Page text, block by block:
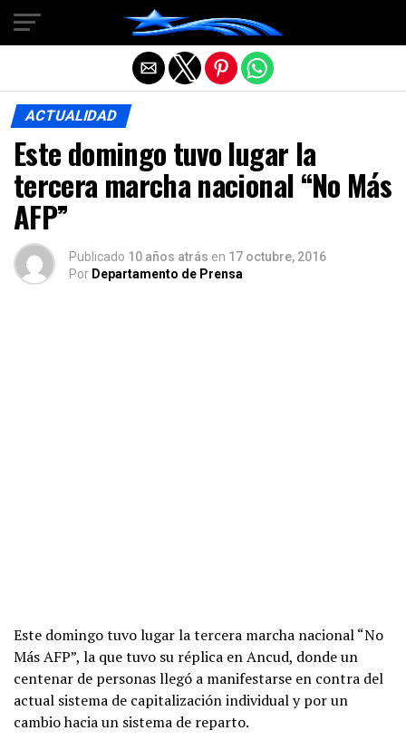
ACTUALIDAD
Este domingo tuvo lugar la
tercera marcha nacional “No Más
AFP”
Publicado 10 años atrás en 17 octubre, 2016
Por Departamento de Prensa
Este domingo tuvo lugar la tercera marcha nacional “No
Más AFP”, la que tuvo su réplica en Ancud, donde un
centenar de personas llegó a manifestarse en contra del
actual sistema de capitalización individual y por un
cambio hacia un sistema de reparto.
Salir de la versión móvil